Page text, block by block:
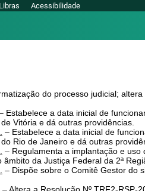
Libras Acessibilidade
processo judicial; altera a Lei no 5.869,
a data inicial de funcionamento do
a implantação e uso do sistema e-
o Comitê Gestor do sistema
Nº TRF2-RSP-2018/00017, de 26
do processo judicial;
Estabelece a data inicial de
Vitória e dá outras providências.
– Estabelece a data inicial de
Rio de Janeiro e dá outras
– Regulamenta a implantação e
da Justiça Federal da 2ª
– Dispõe sobre o Comitê Gestor do